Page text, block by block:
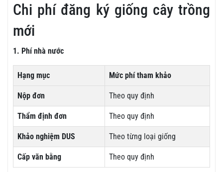
Chi phí đăng ký giống cây trồng
mới
1. Phí nhà nước
Hạng mục Mức phí tham khảo
Nộp đơn Theo quy định
Thẩm định đơn Theo quy định
Khảo nghiệm DUS Theo từng loại giống
Cấp văn bằng Theo quy định